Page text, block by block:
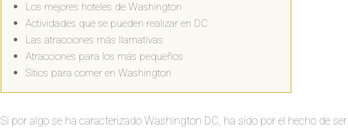
Los mejores hoteles de Washington
Actividades que se pueden realizar en DC
Las atracciones más llamativas
Atracciones para los más pequeños
Sitios para comer en Washington
Si por algo se ha caracterizado Washington DC, ha sido por el hecho de